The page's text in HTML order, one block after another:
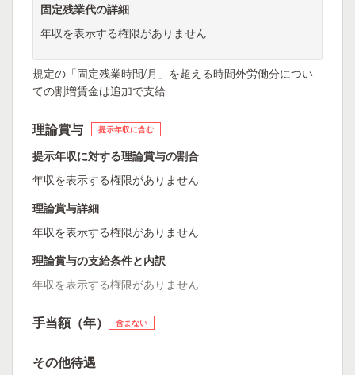
固定残業代の詳細
年収を表示する権限がありません
規定の「固定残業時間/月」を超える時間外労働分につい
ての割増賃金は追加で支給
理論賞与 提示年収に含む
提示年収に対する理論賞与の割合
年収を表示する権限がありません
理論賞与詳細
年収を表示する権限がありません
理論賞与の支給条件と内訳
年収を表示する権限がありません
手当額（年） 含まない
その他待遇